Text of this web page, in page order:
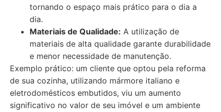
tornando o espaço mais prático para o dia a
dia.
Materiais de Qualidade: A utilização de
materiais de alta qualidade garante durabilidade
e menor necessidade de manutenção.
Exemplo prático: um cliente que optou pela reforma
de sua cozinha, utilizando mármore italiano e
eletrodomésticos embutidos, viu um aumento
significativo no valor de seu imóvel e um ambiente